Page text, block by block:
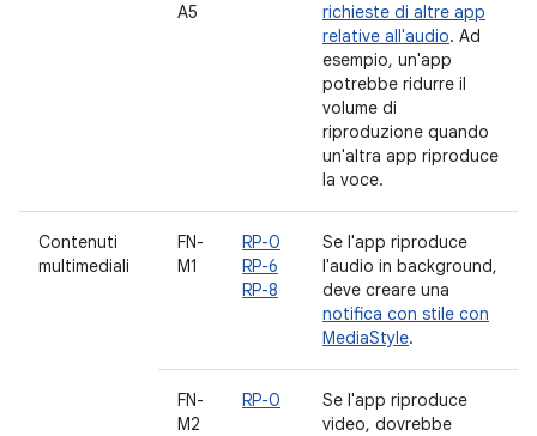
A5
richieste di altre app
relative all'audio. Ad
esempio, un'app
potrebbe ridurre il
volume di
riproduzione quando
un'altra app riproduce
la voce.
Contenuti
multimediali
FN-
M1
RP-0
RP-6
RP-8
Se l'app riproduce
l'audio in background,
deve creare una
notifica con stile con
MediaStyle.
FN-
M2
RP-0
Se l'app riproduce
video, dovrebbe